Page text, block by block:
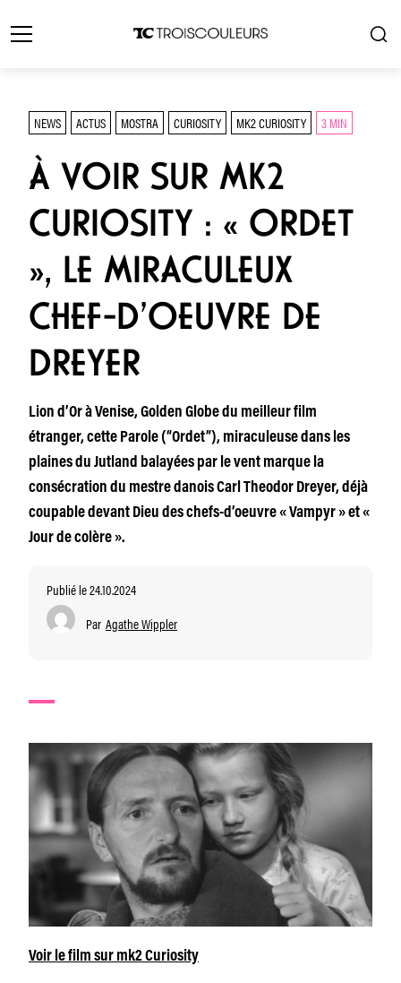
NEWS ACTUS MOSTRA CURIOSITY MK2 CURIOSITY 3 MIN
À VOIR SUR MK2
CURIOSITY : « ORDET
», LE MIRACULEUX
CHEF-D’OEUVRE DE
DREYER
Lion d’Or à Venise, Golden Globe du meilleur film
étranger, cette Parole (“Ordet”), miraculeuse dans les
plaines du Jutland balayées par le vent marque la
consécration du mestre danois Carl Theodor Dreyer, déjà
coupable devant Dieu des chefs-d’oeuvre « Vampyr » et «
Jour de colère ».
Publié le 24.10.2024
Par Agathe Wippler
Voir le film sur mk2 Curiosity